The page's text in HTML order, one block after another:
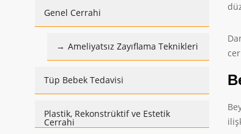
Genel Cerrahi
Ameliyatsız Zayıflama Teknikleri
Tüp Bebek Tedavisi
Plastik, Rekonstrüktif ve Estetik
Cerrahi